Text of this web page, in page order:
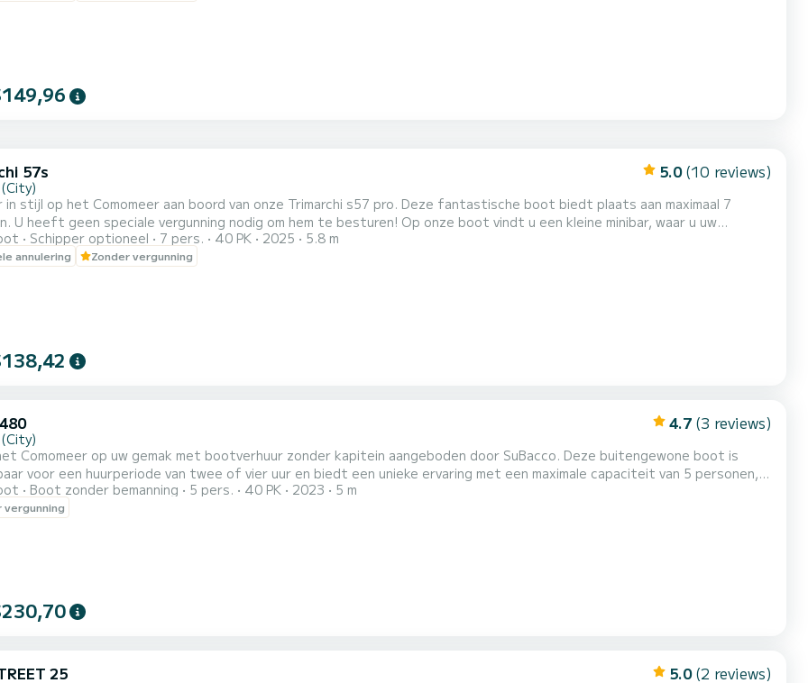
57s 5.0 (10 reviews)
in stijl op het Comomeer aan boord van onze Trimarchi s57 pro. Deze fantastische boot biedt plaats aan maximaal 7
geen speciale vergunning nodig om hem te besturen! Op onze boot vindt u een kleine minibar, waar u uw
koel kunt houden, en een tablet waarop u een korte beschrijving kunt zien en horen van de belangrijkste villa's en locaties
Schipper optioneel 7 pers. 40 PK 2025 5.8 m
annulering Zonder vergunning
4.7 (3 reviews)
op uw gemak met bootverhuur zonder kapitein aangeboden door SuBacco. Deze buitengewone boot is
voor een huurperiode van twee of vier uur en biedt een unieke ervaring met een maximale capaciteit van 5 personen,
comfortabeler verblijf en snellere ervaring met maximaal 4 passagiers. De ervaring van 2 uur of 4 uur omvat een
van maximaal 15 minuten, waarin onze deskundige operator Subacco ti legt alle regels uit zodat u in alle veilighe...
Boot zonder bemanning 5 pers. 40 PK 2023 5 m
vergunning
25 5.0 (2 reviews)